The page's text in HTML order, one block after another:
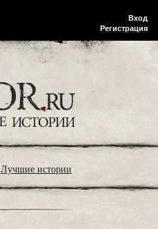
Вход
Регистрация
Лучшие истории